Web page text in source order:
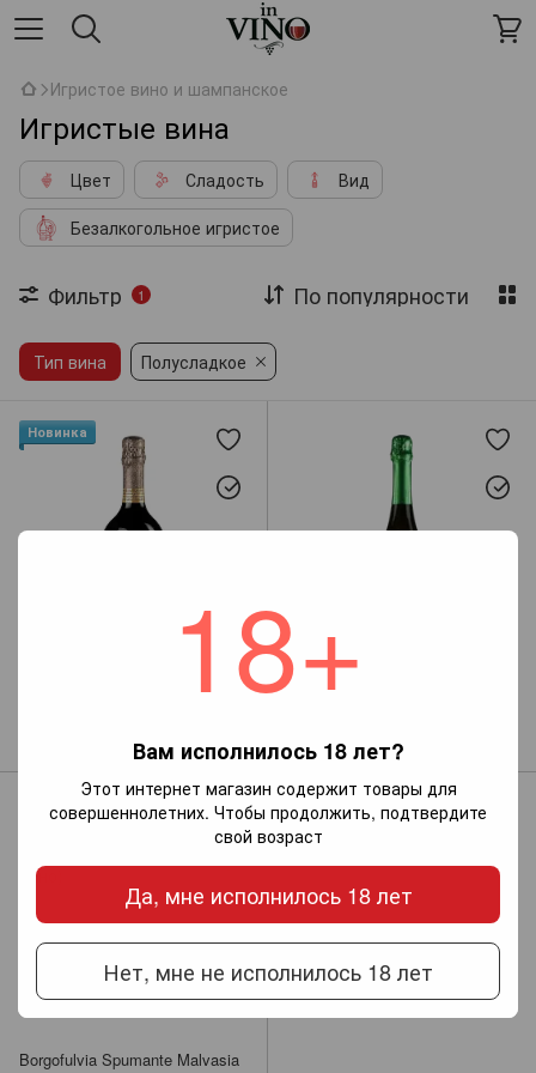
18+
Вам исполнилось 18 лет?
Этот интернет магазин содержит товары для
совершеннолетних. Чтобы продолжить, подтвердите
свой возраст
Да, мне исполнилось 18 лет
Нет, мне не исполнилось 18 лет
Игристое вино и шампанское
Игристые вина
Цвет Сладость
Вид
Безалкогольное игристое
Фильтр 1 По популярности
Тип вина Полусладкое
Новинка
Casa Martelletti Asti DOCG
Borgofulvia Spumante Bianco
329 грн
Borgofulvia Spumante Malvasia